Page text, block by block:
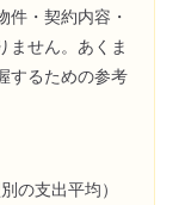
件・契約内容・
ません。あくま
するための参考
の支出平均）